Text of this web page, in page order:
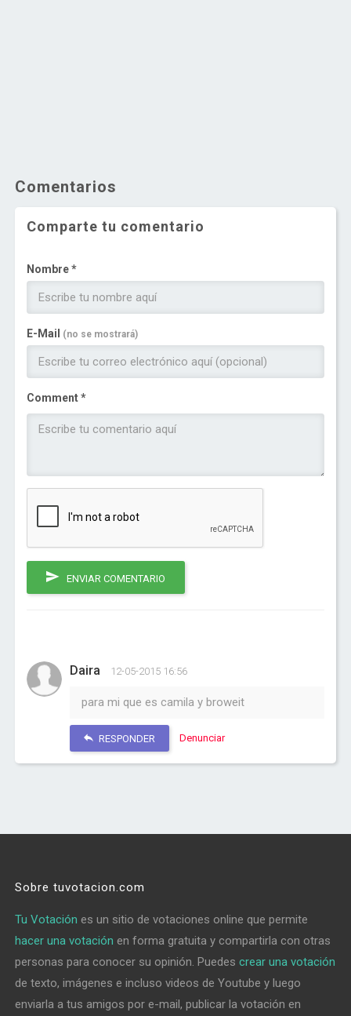
Comentarios
Comparte tu comentario
Nombre *
E-Mail (no se mostrará)
Comment *
ENVIAR COMENTARIO
Daira 12-05-2015 16:56
para mi que es camila y broweit
RESPONDER Denunciar
Sobre tuvotacion.com
Tu Votación es un sitio de votaciones online que permite
hacer una votación en forma gratuita y compartirla con otras
personas para conocer su opinión. Puedescrear una votación
de texto, imágenes e incluso videos de Youtube y luego
enviarla a tus amigos por e-mail, publicar la votación en